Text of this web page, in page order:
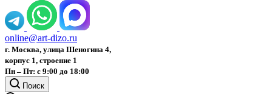
online@art-dizo.ru
г. Москва, улица Шеногина 4,
корпус 1, строение 1
Пн – Пт: с 9:00 до 18:00
Поиск